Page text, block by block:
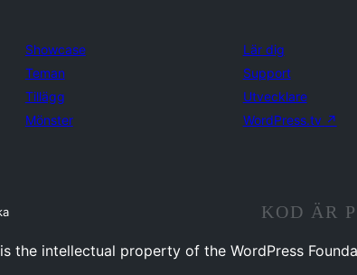
Showcase
Teman
Tillägg
Mönster
Lär dig
Support
Utvecklare
WordPress.tv ↗
KOD ÄR
the intellectual property of the WordPress